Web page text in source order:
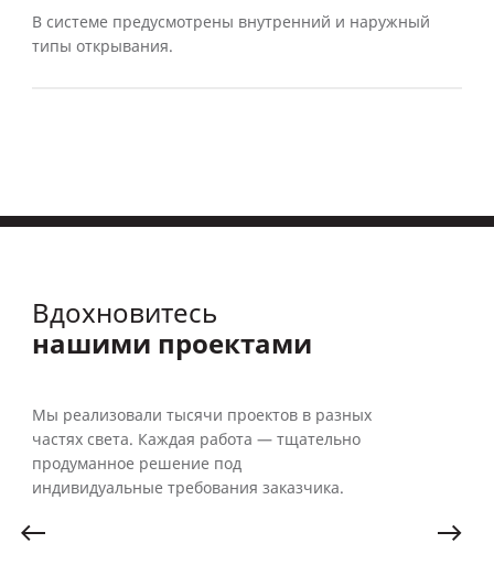
В системе предусмотрены внутренний и наружный
типы открывания.
Вдохновитесь
нашими проектами
Мы реализовали тысячи проектов в разных
частях света. Каждая работа — тщательно
продуманное решение под
индивидуальные требования заказчика.